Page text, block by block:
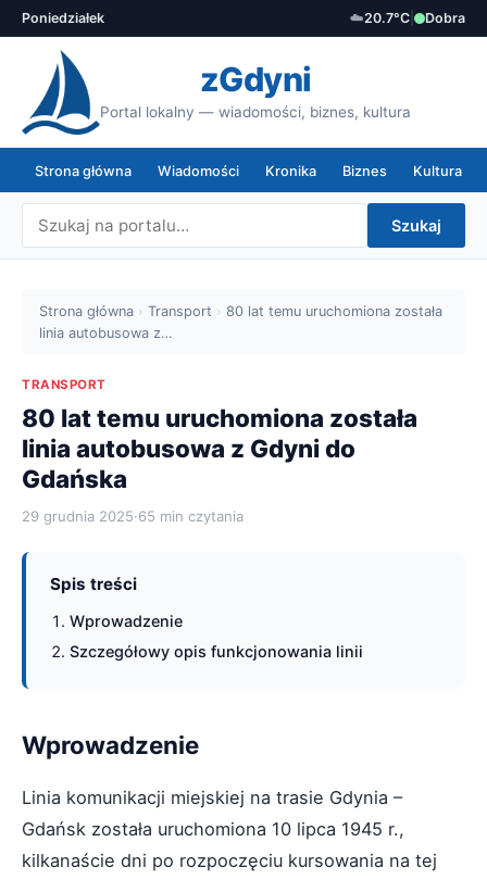
Poniedziałek ☁️20.7°C Dobra
zGdyni
Portal lokalny — wiadomości, biznes, kultura
Strona główna Wiadomości Kronika Biznes Kultura
Szukaj
Strona główna › Transport › 80 lat temu uruchomiona została
linia autobusowa z…
TRANSPORT
80 lat temu uruchomiona została
linia autobusowa z Gdyni do
Gdańska
29 grudnia 2025·65 min czytania
Spis treści
Wprowadzenie
Szczegółowy opis funkcjonowania linii
Wprowadzenie
Linia komunikacji miejskiej na trasie Gdynia –
Gdańsk została uruchomiona 10 lipca 1945 r.,
kilkanaście dni po rozpoczęciu kursowania na tej